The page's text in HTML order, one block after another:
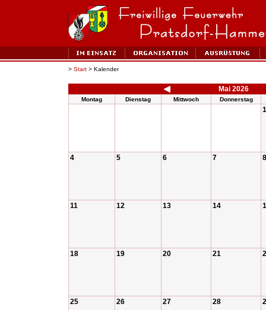
> Start > Kalender
Mai 2026
Montag Dienstag Mittwoch Donnerstag
1
4 5 6 7 8
11 12 13 14
18 19 20 21
25 26 27 28